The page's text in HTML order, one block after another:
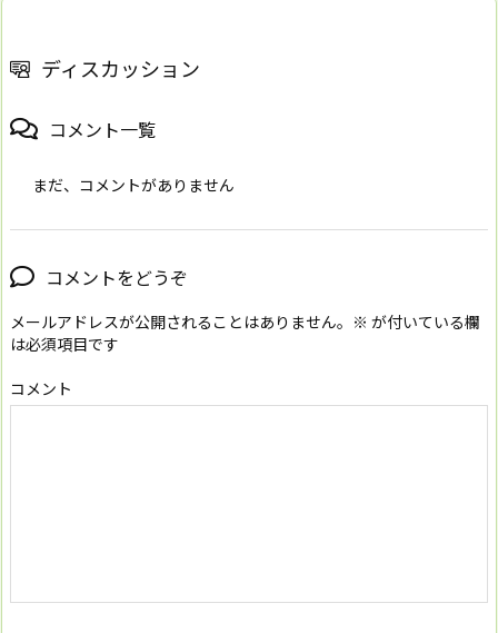
ディスカッション
コメント一覧
まだ、コメントがありません
コメントをどうぞ
メールアドレスが公開されることはありません。 ※ が付いている欄
は必須項目です
コメント